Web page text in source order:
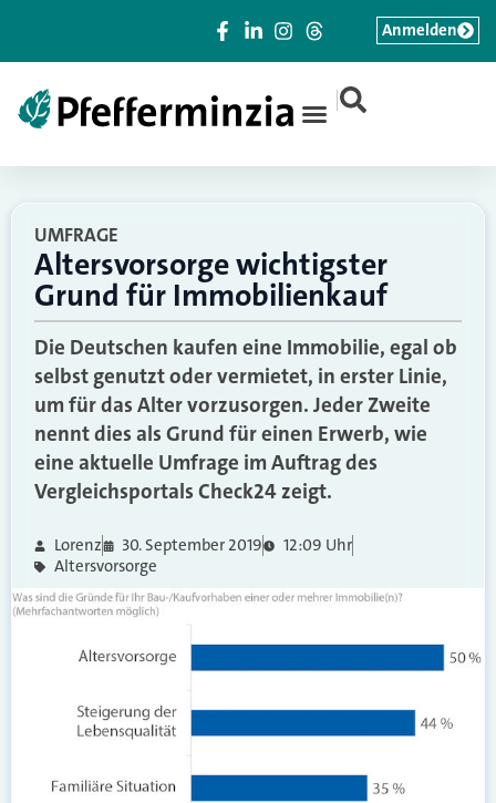
|
Anmelden
UMFRAGE
Altersvorsorge wichtigster
Grund für Immobilienkauf
Die Deutschen kaufen eine Immobilie, egal ob
selbst genutzt oder vermietet, in erster Linie,
um für das Alter vorzusorgen. Jeder Zweite
nennt dies als Grund für einen Erwerb, wie
eine aktuelle Umfrage im Auftrag des
Vergleichsportals Check24 zeigt.
Lorenz 30. September 2019
12:09 Uhr
Altersvorsorge